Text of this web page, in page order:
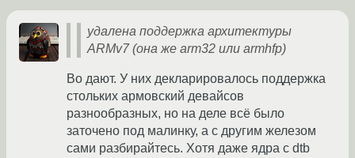
удалена поддержка архитектуры
ARMv7 (она же arm32 или armhfp)
Во дают. У них декларировалось поддержка
стольких армовский девайсов
разнообразных, но на деле всё было
заточено под малинку, а с другим железом
сами разбирайтесь. Хотя даже ядра с dtb